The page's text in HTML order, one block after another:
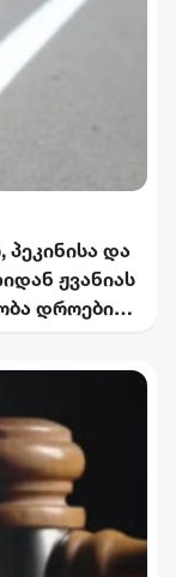
პეკინისა და
ჟვანიას
დროებით